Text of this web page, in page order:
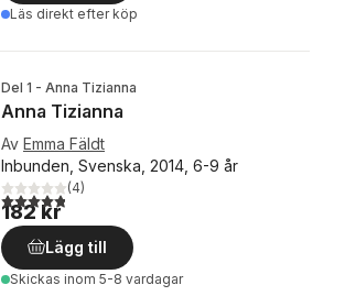
Läs direkt efter köp
Del 1 - Anna Tizianna
Anna Tizianna
Av Emma Fäldt
Inbunden, Svenska, 2014, 6-9 år
4,8utav 5 stjärnor. Totalt antal röster:
(4)
182 kr
Lägg till
Skickas inom 5-8 vardagar